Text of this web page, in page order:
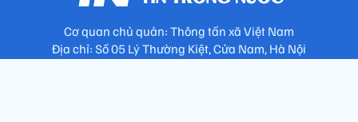
Cơ quan chủ quản: Thông tấn xã Việt Nam
Địa chỉ: Số 05 Lý Thường Kiệt, Cửa Nam, Hà Nội